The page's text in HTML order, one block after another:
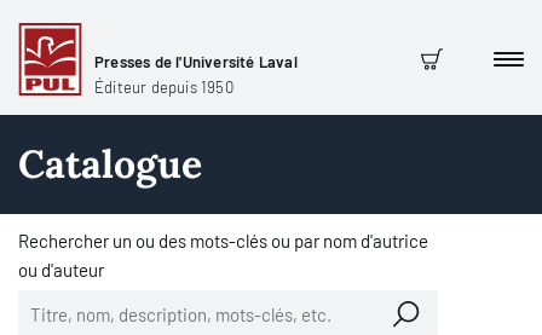
Presses de l'Université Laval
Éditeur depuis 1950
Panier
Catalogue
Rechercher un ou des mots-clés ou par nom d'autrice
ou d'auteur